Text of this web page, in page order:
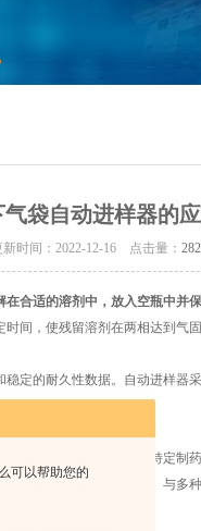
可以帮助您的
袋自动进样器的
时间：2022-12-16 点击量：
合适的溶剂中，放入空瓶中并
间，使残留溶剂在两相达到气
的耐久性数据。自动进样器
挥发物的测定。作为特定制
机挥发物的要求而设计。与